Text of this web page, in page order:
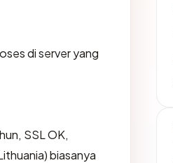
di server yang
SSL OK,
biasanya